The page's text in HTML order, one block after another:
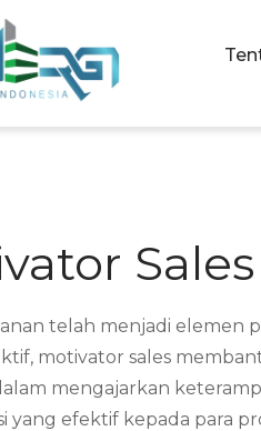
telah menjadi
motivator sales
mengajarkan
yang efektif kepada para